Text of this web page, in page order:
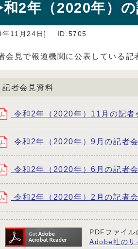
和2年（2020年）
11月24日] ID:5705
会見で報道機関に公表している記
記者会見資料
令和2年（2020年）11月の記
令和2年（2020年）9月の記者
令和2年（2020年）6月の記者
令和2年（2020年）2月の記者
PDFファイル
Adobe社のサ